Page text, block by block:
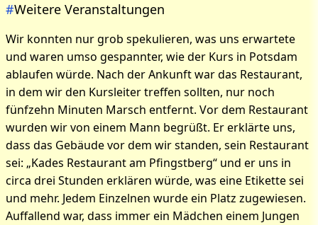
#Weitere Veranstaltungen
Wir konnten nur grob spekulieren, was uns erwartete
und waren umso gespannter, wie der Kurs in Potsdam
ablaufen würde. Nach der Ankunft war das Restaurant,
in dem wir den Kursleiter treffen sollten, nur noch
fünfzehn Minuten Marsch entfernt. Vor dem Restaurant
wurden wir von einem Mann begrüßt. Er erklärte uns,
dass das Gebäude vor dem wir standen, sein Restaurant
sei: „Kades Restaurant am Pfingstberg“ und er uns in
circa drei Stunden erklären würde, was eine Etikette sei
und mehr. Jedem Einzelnen wurde ein Platz zugewiesen.
Auffallend war, dass immer ein Mädchen einem Jungen